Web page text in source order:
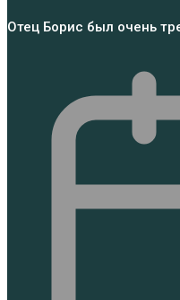
Отец Борис был очень